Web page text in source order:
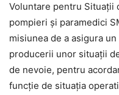
Voluntare pentru Situații
pompieri și paramedici
misiunea de a asigura
producerii unor situații
de nevoie, pentru
funcție de situația